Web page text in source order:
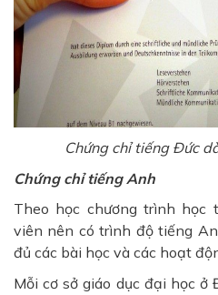
Chứng chỉ tiếng Đức
Chứng chỉ tiếng Anh
Theo học chương trình học
viên nên có trình độ tiếng
đủ các bài học và các hoạt
Mỗi cơ sở giáo dục đại học ở